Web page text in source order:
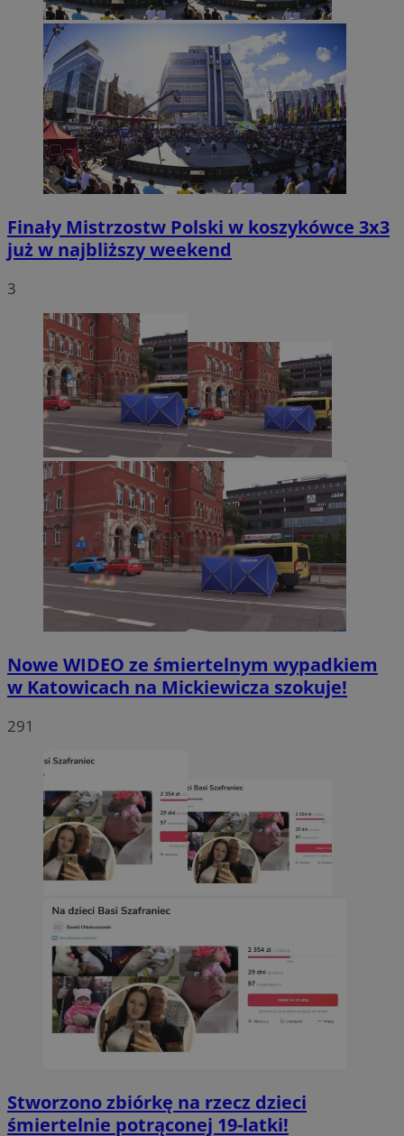
Finały Mistrzostw Polski w koszykówce 3x3
już w najbliższy weekend
3
Nowe WIDEO ze śmiertelnym wypadkiem
w Katowicach na Mickiewicza szokuje!
291
Stworzono zbiórkę na rzecz dzieci
śmiertelnie potrąconej 19-latki!